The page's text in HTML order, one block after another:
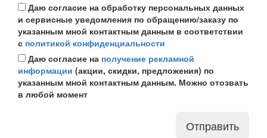
Даю согласие на обработку персональных данных
и сервисные уведомления по обращению/заказу по
указанным мной контактным данным в соответствии
с политикой конфиденциальности
Даю согласие на получение рекламной
информации (акции, скидки, предложения) по
указанным мной контактным данным. Можно отозвать
в любой момент
Отправить